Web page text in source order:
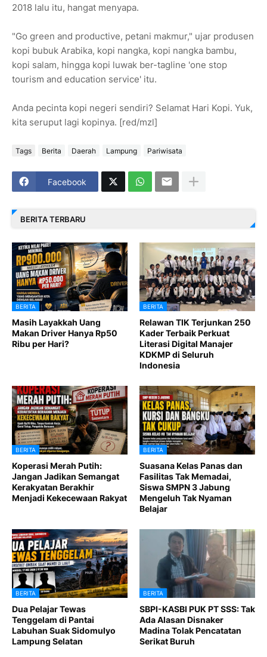
2018 lalu itu, hangat menyapa.
"Go green and productive, petani makmur," ujar produsen
kopi bubuk Arabika, kopi nangka, kopi nangka bambu,
kopi salam, hingga kopi luwak ber-tagline 'one stop
tourism and education service' itu.
Anda pecinta kopi negeri sendiri? Selamat Hari Kopi. Yuk,
kita seruput lagi kopinya. [red/mzl]
Tags Berita Daerah Lampung Pariwisata
Facebook
BERITA TERBARU
BERITA
Masih Layakkah Uang
Makan Driver Hanya Rp50
Ribu per Hari?
BERITA
Relawan TIK Terjunkan 250
Kader Terbaik Perkuat
Literasi Digital Manajer
KDKMP di Seluruh
Indonesia
BERITA
Koperasi Merah Putih:
Jangan Jadikan Semangat
Kerakyatan Berakhir
Menjadi Kekecewaan Rakyat
BERITA
Suasana Kelas Panas dan
Fasilitas Tak Memadai,
Siswa SMPN 3 Jabung
Mengeluh Tak Nyaman
Belajar
BERITA
Dua Pelajar Tewas
Tenggelam di Pantai
Labuhan Suak Sidomulyo
Lampung Selatan
BERITA
SBPI-KASBI PUK PT SSS: Tak
Ada Alasan Disnaker
Madina Tolak Pencatatan
Serikat Buruh